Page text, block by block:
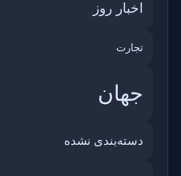
اخبار روز
تجارت
جهان
دسته‌بندی نشده